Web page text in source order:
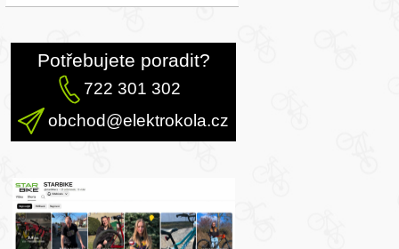
Potřebujete poradit?
722 301 302
obchod@elektrokola.cz